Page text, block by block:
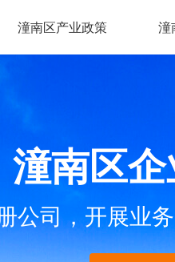
潼南区产业政策 潼
潼南区
公司，开展业